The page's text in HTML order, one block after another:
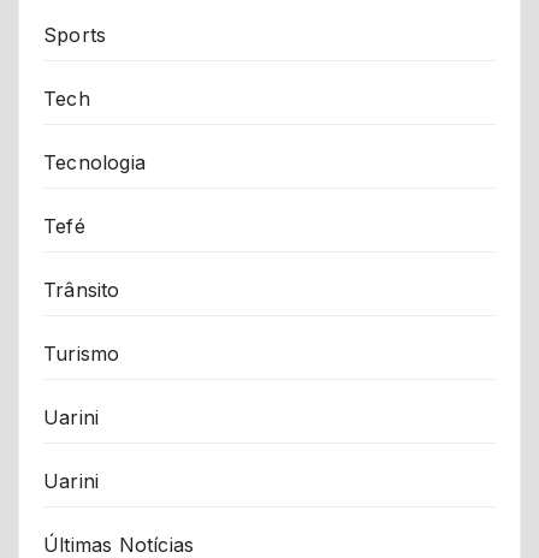
Sports
Tech
Tecnologia
Tefé
Trânsito
Turismo
Uarini
Uarini
Últimas Notícias